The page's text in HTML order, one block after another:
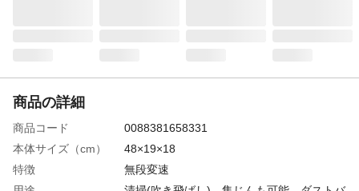
商品の詳細
商品コード
0088381658331
本体サイズ（cm）
48×19×18
特徴
無段変速